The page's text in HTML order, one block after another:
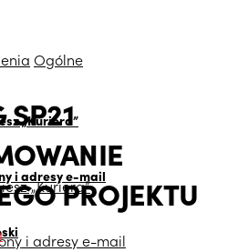
„Kuriera”
i adresy e-mail
„Kuriera”
i adresy e-mail
Ogólne
SP21
PROJEKTU